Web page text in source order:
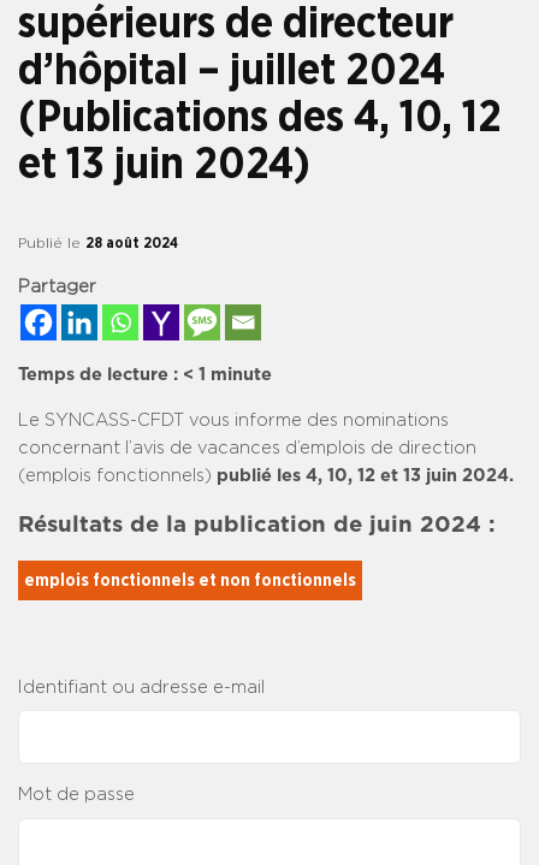
supérieurs de directeur
d’hôpital – juillet 2024
(Publications des 4, 10, 12
et 13 juin 2024)
Publié le 28 août 2024
Partager
Temps de lecture : < 1 minute
Le SYNCASS-CFDT vous informe des nominations
concernant l’avis de vacances d’emplois de direction
(emplois fonctionnels) publié les 4, 10, 12 et 13 juin 2024.
Résultats de la publication de juin 2024 :
emplois fonctionnels et non fonctionnels
Identifiant ou adresse e-mail
Mot de passe